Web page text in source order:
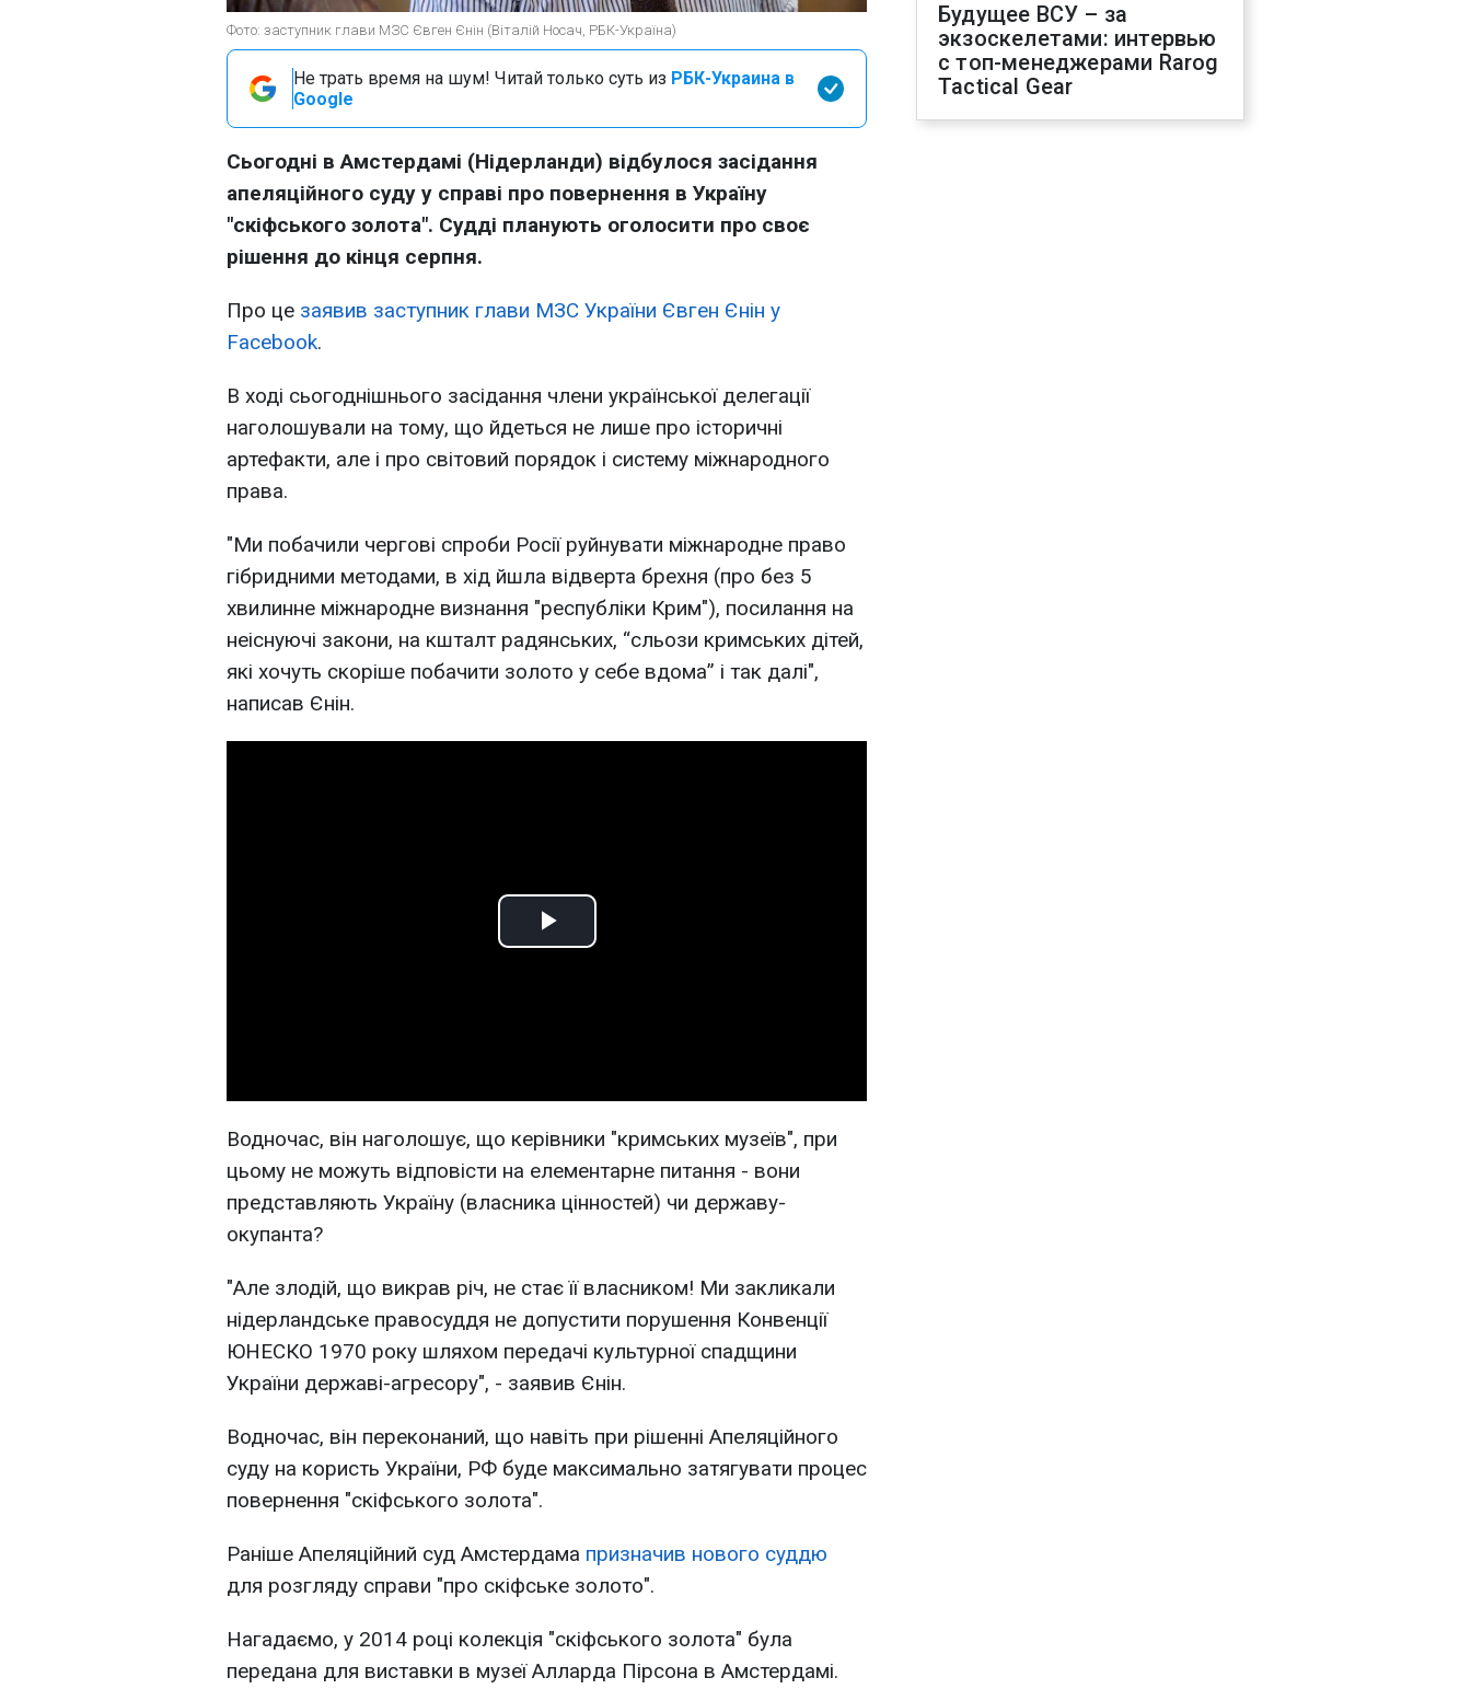
Фото: заступник глави МЗС Євген Єнін (Віталій Носач, РБК-Україна)
Не трать время на шум! Читай только суть из РБК-Украина в
Google
Сьогодні в Амстердамі (Нідерланди) відбулося засідання
апеляційного суду у справі про повернення в Україну
"скіфського золота". Судді планують оголосити про своє
рішення до кінця серпня.
Про це заявив заступник глави МЗС України Євген Єнін у
Facebook.
В ході сьогоднішнього засідання члени української делегації
наголошували на тому, що йдеться не лише про історичні
артефакти, але і про світовий порядок і систему міжнародного
права.
"Ми побачили чергові спроби Росії руйнувати міжнародне право
гібридними методами, в хід йшла відверта брехня (про без 5
хвилинне міжнародне визнання "республіки Крим"), посилання на
неіснуючі закони, на кшталт радянських, “сльози кримських дітей,
які хочуть скоріше побачити золото у себе вдома” і так далі",
написав Єнін.
Play
Водночас, він наголошує, що керівники "кримських музеїв", при
цьому не можуть відповісти на елементарне питання - вони
представляють Україну (власника цінностей) чи державу-
окупанта?
"Але злодій, що викрав річ, не стає її власником! Ми закликали
нідерландське правосуддя не допустити порушення Конвенції
ЮНЕСКО 1970 року шляхом передачі культурної спадщини
України державі-агресору", - заявив Єнін.
Водночас, він переконаний, що навіть при рішенні Апеляційного
суду на користь України, РФ буде максимально затягувати процес
повернення "скіфського золота".
Раніше Апеляційний суд Амстердама призначив нового суддю
для розгляду справи "про скіфське золото".
Нагадаємо, у 2014 році колекція "скіфського золота" була
передана для виставки в музеї Алларда Пірсона в Амстердамі.
Будущее ВСУ – за
экзоскелетами: интервью
с топ-менеджерами Rarog
Tactical Gear